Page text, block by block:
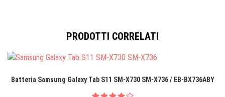
PRODOTTI CORRELATI
Batteria Samsung Galaxy Tab S11 SM-X730 SM-X736 / EB-BX736ABY